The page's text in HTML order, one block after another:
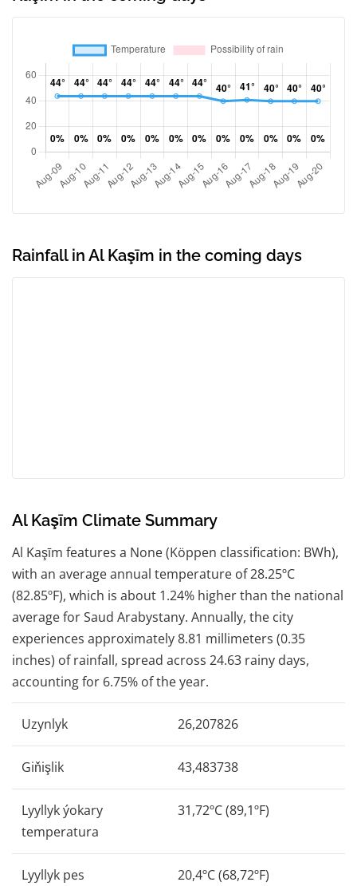
Rainfall in Al Kaşīm in the coming days
Al Kaşīm Climate Summary
Al Kaşīm features a None (Köppen classification: BWh),
with an average annual temperature of 28.25ºC
(82.85ºF), which is about 1.24% higher than the national
average for Saud Arabystany. Annually, the city
experiences approximately 8.81 millimeters (0.35
inches) of rainfall, spread across 24.63 rainy days,
accounting for 6.75% of the year.
Uzynlyk 26,207826
Giňişlik 43,483738
Lyyllyk ýokary
temperatura
31,72ºC (89,1ºF)
Lyyllyk pes
20,4ºC (68,72ºF)